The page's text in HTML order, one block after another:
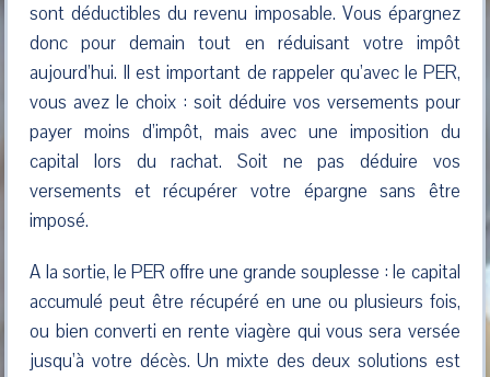
sont déductibles du revenu imposable. Vous épargnez
donc pour demain tout en réduisant votre impôt
aujourd’hui. Il est important de rappeler qu’avec le PER,
vous avez le choix : soit déduire vos versements pour
payer moins d’impôt, mais avec une imposition du
capital lors du rachat. Soit ne pas déduire vos
versements et récupérer votre épargne sans être
imposé.
A la sortie, le PER offre une grande souplesse : le capital
accumulé peut être récupéré en une ou plusieurs fois,
ou bien converti en rente viagère qui vous sera versée
jusqu’à votre décès. Un mixte des deux solutions est